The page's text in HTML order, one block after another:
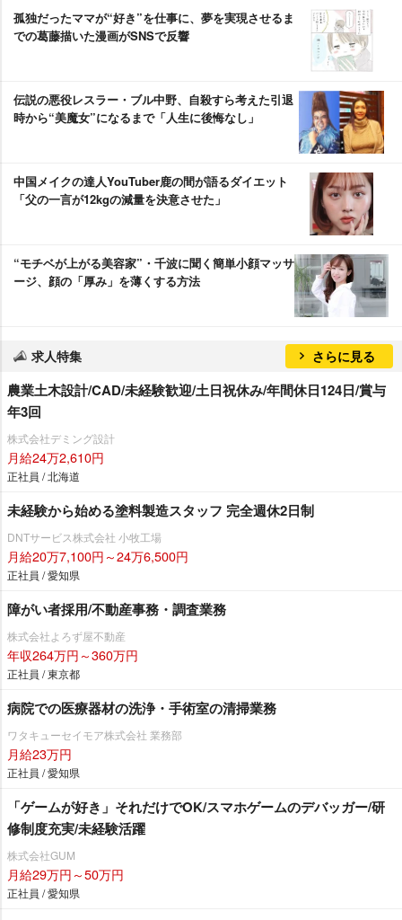
孤独だったママが“好き”を仕事に、夢を実現させるま
での葛藤描いた漫画がSNSで反響
伝説の悪役レスラー・ブル中野、自殺すら考えた引退
時から“美魔女”になるまで「人生に後悔なし」
中国メイクの達人YouTuber鹿の間が語るダイエット
「父の一言が12kgの減量を決意させた」
“モチベが上がる美容家”・千波に聞く簡単小顔マッサ
ージ、顔の「厚み」を薄くする方法
求人特集 さらに見る
農業土木設計/CAD/未経験歓迎/土日祝休み/年間休日124日/賞与
年3回
株式会社デミング設計
月給24万2,610円
正社員 / 北海道
未経験から始める塗料製造スタッフ 完全週休2日制
DNTサービス株式会社 小牧工場
月給20万7,100円～24万6,500円
正社員 / 愛知県
障がい者採用/不動産事務・調査業務
株式会社よろず屋不動産
年収264万円～360万円
正社員 / 東京都
病院での医療器材の洗浄・手術室の清掃業務
ワタキューセイモア株式会社 業務部
月給23万円
正社員 / 愛知県
「ゲームが好き」それだけでOK/スマホゲームのデバッガー/研
修制度充実/未経験活躍
株式会社GUM
月給29万円～50万円
正社員 / 愛知県